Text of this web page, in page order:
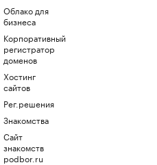
Облако для
бизнеса
Корпоративный
регистратор
доменов
Хостинг
сайтов
Рег.решения
Знакомства
Сайт
знакомств
podbor.ru